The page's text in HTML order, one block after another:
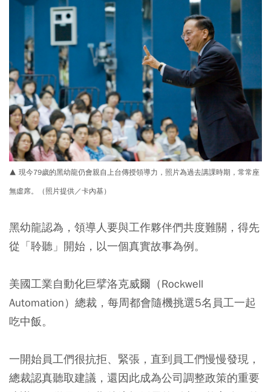
▲ 現今79歲的黑幼龍仍會親自上台傳授領導力，照片為過去講課時期，常常座
無虛席。（照片提供／卡內基）
黑幼龍認為，領導人要與工作夥伴們共度難關，得先
從「聆聽」開始，以一個真實故事為例。
美國工業自動化巨擘洛克威爾（Rockwell
Automation）總裁，每周都會隨機挑選5名員工一起
吃中飯。
一開始員工們很抗拒、緊張，直到員工們慢慢發現，
總裁認真聽取建議，還因此成為公司調整政策的重要